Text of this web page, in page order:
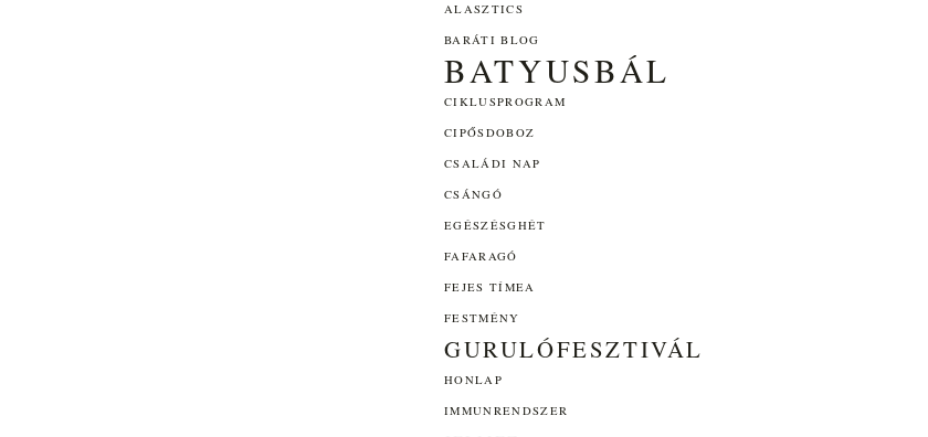
ALASZTICS
BARÁTI BLOG
BATYUSBÁL
CIKLUSPROGRAM
CIPŐSDOBOZ
CSALÁDI NAP
CSÁNGÓ
EGÉSZÉSGHÉT
FAFARAGÓ
FEJES TÍMEA
FESTMÉNY
GURULÓFESZTIVÁL
HONLAP
IMMUNRENDSZER